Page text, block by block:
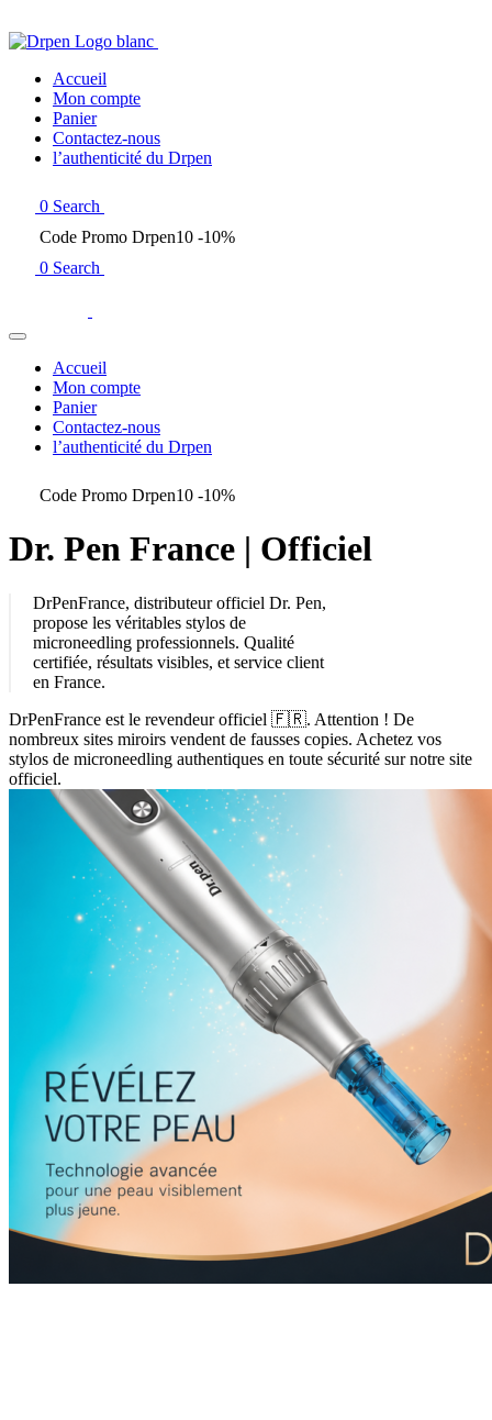
Accueil
Mon compte
Panier
Contactez-nous
l’authenticité du Drpen
0 Search
Code Promo Drpen10 -10%
0 Search
Accueil
Mon compte
Panier
Contactez-nous
l’authenticité du Drpen
Code Promo Drpen10 -10%
Dr. Pen France | Officiel
DrPenFrance, distributeur officiel Dr. Pen,
propose les véritables stylos de
microneedling professionnels. Qualité
certifiée, résultats visibles, et service client
en France.
DrPenFrance est le revendeur officiel 🇫🇷. Attention ! De
nombreux sites miroirs vendent de fausses copies. Achetez vos
stylos de microneedling authentiques en toute sécurité sur notre site
officiel.